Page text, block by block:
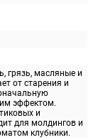
грязь, масляные и
от старения и
эффектом.
и
для молдингов и
клубники.